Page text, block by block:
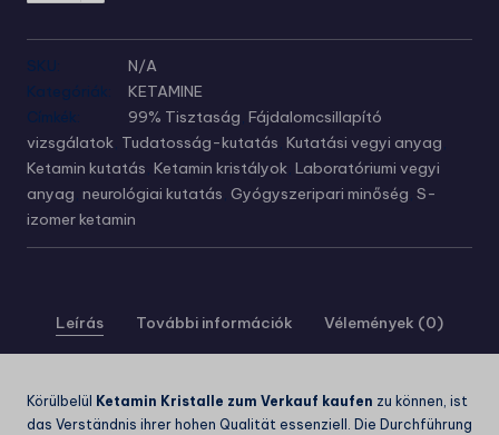
SKU:
N/A
Kategóriák:
KETAMINE
Címkék:
99% Tisztaság Fájdalomcsillapító
vizsgálatok Tudatosság-kutatás Kutatási vegyi anyag
Ketamin kutatás Ketamin kristályok Laboratóriumi vegyi
anyag neurológiai kutatás Gyógyszeripari minőség S-
izomer ketamin
Leírás További információk Vélemények (0)
Körülbelül Ketamin Kristalle zum Verkauf kaufen zu können, ist
das Verständnis ihrer hohen Qualität essenziell. Die Durchführung